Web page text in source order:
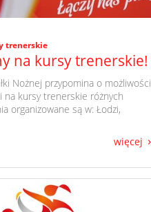
trenerskie
na kursy trenerskie!
Nożnej przypomina o możliwości
na kursy trenerskie różnych
organizowane są w: Łodzi,
więcej